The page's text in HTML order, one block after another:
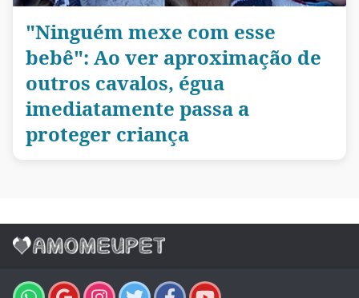
"Ninguém mexe com esse
bebê": Ao ver aproximação de
outros cavalos, égua
imediatamente passa a
proteger criança